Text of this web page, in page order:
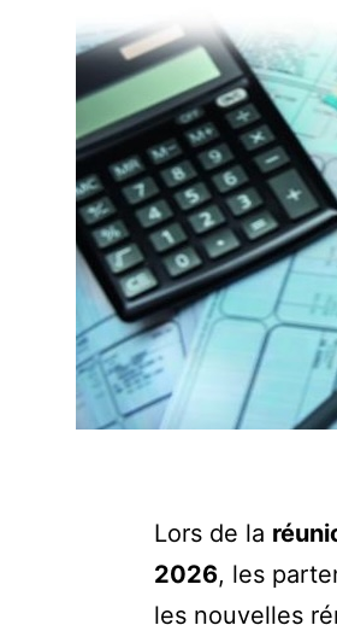
Lors de la
2026, les
les nouvelles